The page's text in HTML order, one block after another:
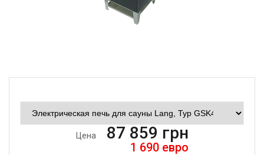
Цена 87 859 грн
1 690 евро